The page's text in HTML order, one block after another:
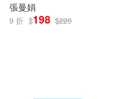
張曼娟
9 折 $198 $220